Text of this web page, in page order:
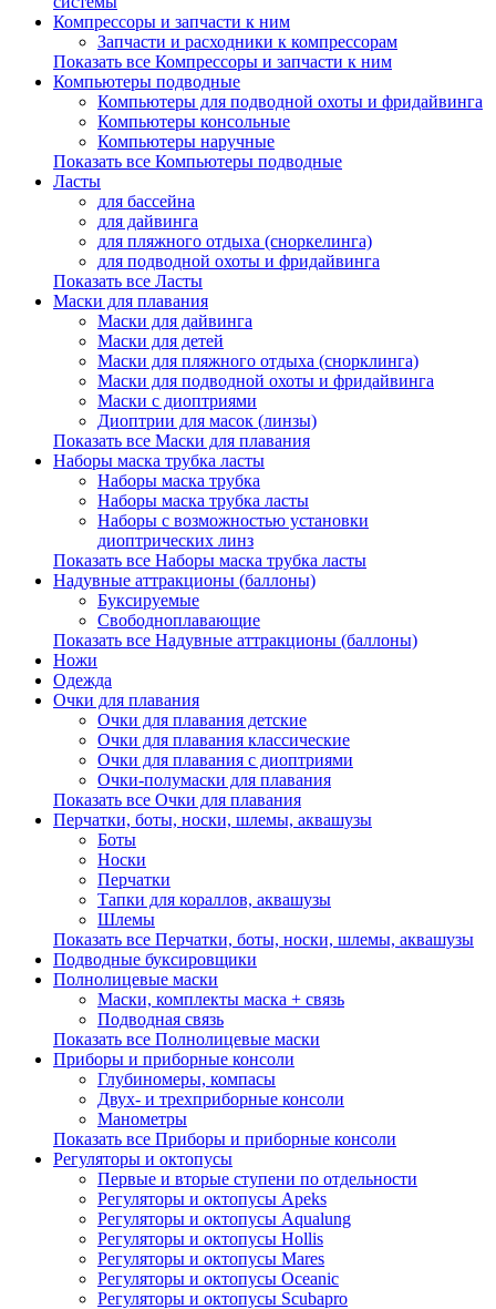
Компрессоры и запчасти к ним
Запчасти и расходники к компрессорам
Показать все Компрессоры и запчасти к ним
Компьютеры подводные
Компьютеры для подводной охоты и фридайвинга
Компьютеры консольные
Компьютеры наручные
Показать все Компьютеры подводные
Ласты
для бассейна
для дайвинга
для пляжного отдыха (сноркелинга)
для подводной охоты и фридайвинга
Показать все Ласты
Маски для плавания
Маски для дайвинга
Маски для детей
Маски для пляжного отдыха (снорклинга)
Маски для подводной охоты и фридайвинга
Маски с диоптриями
Диоптрии для масок (линзы)
Показать все Маски для плавания
Наборы маска трубка ласты
Наборы маска трубка
Наборы маска трубка ласты
Наборы с возможностью установки
диоптрических линз
Показать все Наборы маска трубка ласты
Надувные аттракционы (баллоны)
Буксируемые
Свободноплавающие
Показать все Надувные аттракционы (баллоны)
Ножи
Одежда
Очки для плавания
Очки для плавания детские
Очки для плавания классические
Очки для плавания с диоптриями
Очки-полумаски для плавания
Показать все Очки для плавания
Перчатки, боты, носки, шлемы, аквашузы
Боты
Носки
Перчатки
Тапки для кораллов, аквашузы
Шлемы
Показать все Перчатки, боты, носки, шлемы, аквашузы
Подводные буксировщики
Полнолицевые маски
Маски, комплекты маска + связь
Подводная связь
Показать все Полнолицевые маски
Приборы и приборные консоли
Глубиномеры, компасы
Двух- и трехприборные консоли
Манометры
Показать все Приборы и приборные консоли
Регуляторы и октопусы
Первые и вторые ступени по отдельности
Регуляторы и октопусы Apeks
Регуляторы и октопусы Aqualung
Регуляторы и октопусы Hollis
Регуляторы и октопусы Mares
Регуляторы и октопусы Oceanic
Регуляторы и октопусы Scubapro